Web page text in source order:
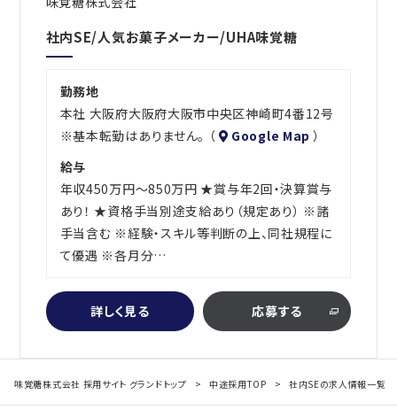
社内SE/人気お菓子メーカー/UHA味覚糖
勤務地
本社 大阪府大阪府大阪市中央区神崎町4番12号
※基本転勤はありません。 （
Google Map ）
給与
年収450万円～850万円 ★賞与年2回・決算賞与
あり！ ★資格手当別途支給あり（規定あり） ※諸
手当含む ※経験・スキル等判断の上、同社規程に
て優遇 ※各月分…
詳しく見る 応募する
味覚糖株式会社 採用サイト グランドトップ 中途採用TOP 社内SEの求人情報一覧